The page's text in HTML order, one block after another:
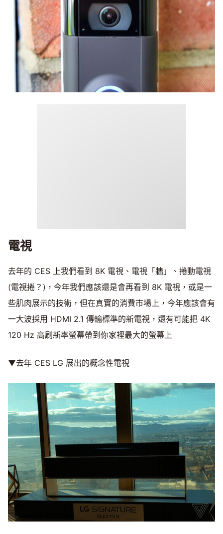
電視
去年的 CES 上我們看到 8K 電視、電視「牆」、捲動電視
(電視捲？)，今年我們應該還是會再看到 8K 電視，或是一
些肌肉展示的技術，但在真實的消費市場上，今年應該會有
一大波採用 HDMI 2.1 傳輸標準的新電視，還有可能把 4K
120 Hz 高刷新率螢幕帶到你家裡最大的螢幕上
▼去年 CES LG 展出的概念性電視